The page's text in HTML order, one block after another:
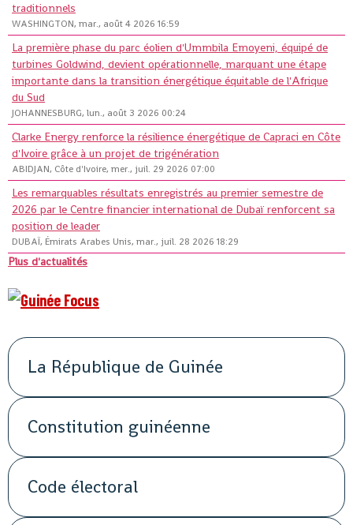
traditionnels
WASHINGTON, mar., août 4 2026 16:59
La première phase du parc éolien d'Ummbila Emoyeni, équipé de
turbines Goldwind, devient opérationnelle, marquant une étape
importante dans la transition énergétique équitable de l'Afrique
du Sud
JOHANNESBURG, lun., août 3 2026 00:24
Clarke Energy renforce la résilience énergétique de Capraci en Côte
d'Ivoire grâce à un projet de trigénération
ABIDJAN, Côte d'Ivoire, mer., juil. 29 2026 07:00
Les remarquables résultats enregistrés au premier semestre de
2026 par le Centre financier international de Dubaï renforcent sa
position de leader
DUBAÏ, Émirats Arabes Unis, mar., juil. 28 2026 18:29
Plus d'actualités
La République de Guinée
Constitution guinéenne
Code électoral